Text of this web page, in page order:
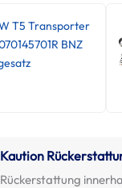
T5 Transporter
BNZ
Kaution
Rückerstattung